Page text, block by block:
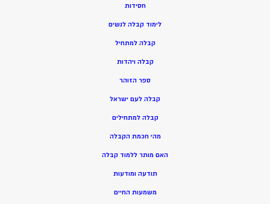
חסידות
לימוד קבלה לנשים
קבלה למתחיל
קבלה ויהדות
ספר הזוהר
קבלה לעם ישראל
קבלה למתחילים
מהי חכמת הקבלה
האם מותר ללמוד קבלה
תודעה ומודעות
משמעות החיים